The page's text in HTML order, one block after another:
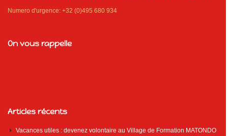
Numero d'urgence: +32 (0)495 680 934
On vous rappelle
Articles récents
Vacances utiles : devenez volontaire au Village de Formation MATONDO